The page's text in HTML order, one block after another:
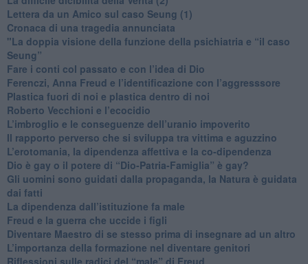
​Lettera da un Amico sul caso Seung (1)
​Cronaca di una tragedia annunciata
"​La doppia visione della funzione della psichiatria e “il caso
Seung”
​Fare i conti col passato e con l’idea di Dio
​Ferenczi, Anna Freud e l’identificazione con l’aggresssore
Plastica fuori di noi e plastica dentro di noi
​Roberto Vecchioni e l’ecocidio
​L’imbroglio e le conseguenze dell’uranio impoverito
​Il rapporto perverso che si sviluppa tra vittima e aguzzino
L’erotomania, la dipendenza affettiva e la co-dipendenza
​Dio è gay o il potere di “Dio-Patria-Famiglia” è gay?
​Gli uomini sono guidati dalla propaganda, la Natura è guidata
dai fatti
La dipendenza dall’istituzione fa male
​Freud e la guerra che uccide i figli
​Diventare Maestro di se stesso prima di insegnare ad un altro
L’importanza della formazione nel diventare genitori
Riflessioni sulle radici del “male” di Freud